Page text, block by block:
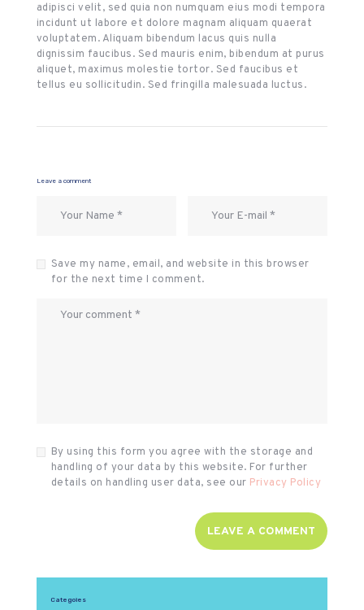
adipisci velit, sed quia non numquam eius modi tempora
incidunt ut labore et dolore magnam aliquam quaerat
voluptatem. Aliquam bibendum lacus quis nulla
dignissim faucibus. Sed mauris enim, bibendum at purus
aliquet, maximus molestie tortor. Sed faucibus et
tellus eu sollicitudin. Sed fringilla malesuada luctus.
Leave a comment
Save my name, email, and website in this browser
for the next time I comment.
By using this form you agree with the storage and
handling of your data by this website. For further
details on handling user data, see our Privacy Policy
Categoies